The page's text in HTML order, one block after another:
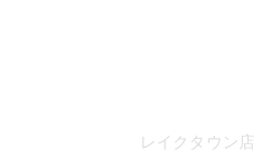
レイク タウン店